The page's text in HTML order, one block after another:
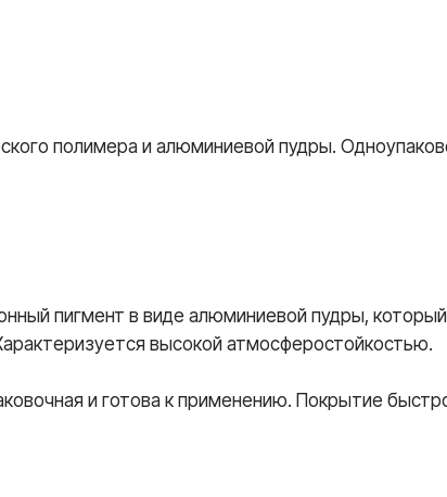
полимера и алюминиевой пудры.
пигмент в виде алюминиевой пудры,
высокой атмосферостойкостью.
и готова к применению. Покрытие